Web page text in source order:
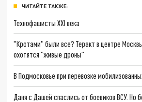
ЧИТАЙТЕ ТАКЖЕ:
Технофашисты XXI века
"Кротами" были все? Теракт в центре
охотятся "живые дроны"
В Подмосковье при перевозке
Даня с Дашей спаслись от боевиков ВСУ. Но